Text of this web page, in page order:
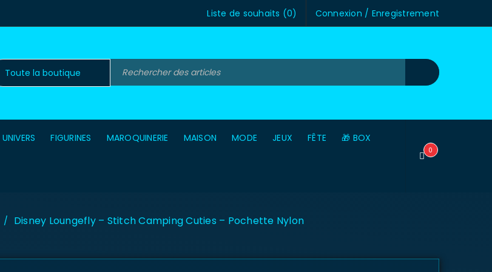
Connexion / Enregistrement
Liste de souhaits (0)
FIGURINES MAROQUINERIE MAISON MODE JEUX FÊTE 🎁 BOX
0
/ Disney Loungefly – Stitch Camping Cuties – Pochette Nylon